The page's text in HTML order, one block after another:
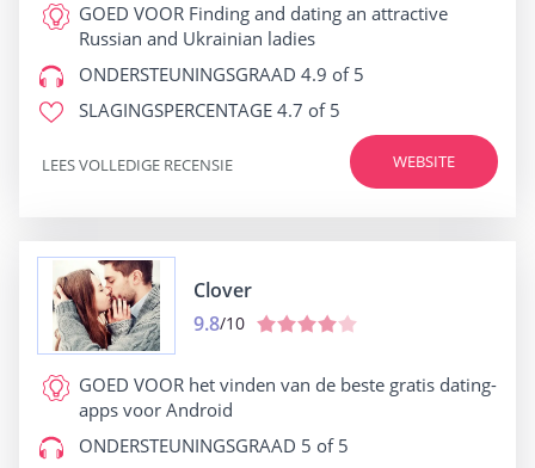
GOED VOOR Finding and dating an attractive
Russian and Ukrainian ladies
ONDERSTEUNINGSGRAAD 4.9 of 5
SLAGINGSPERCENTAGE 4.7 of 5
WEBSITE
LEES VOLLEDIGE RECENSIE
Clover
9.8/10
GOED VOOR het vinden van de beste gratis dating-
apps voor Android
ONDERSTEUNINGSGRAAD 5 of 5